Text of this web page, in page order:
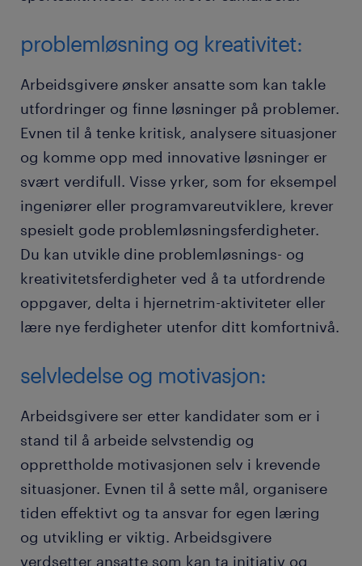
problemløsning og kreativitet:
Arbeidsgivere ønsker ansatte som kan takle
utfordringer og finne løsninger på problemer.
Evnen til å tenke kritisk, analysere situasjoner
og komme opp med innovative løsninger er
svært verdifull. Visse yrker, som for eksempel
ingeniører eller programvareutviklere, krever
spesielt gode problemløsningsferdigheter.
Du kan utvikle dine problemløsnings- og
kreativitetsferdigheter ved å ta utfordrende
oppgaver, delta i hjernetrim-aktiviteter eller
lære nye ferdigheter utenfor ditt komfortnivå.
selvledelse og motivasjon:
Arbeidsgivere ser etter kandidater som er i
stand til å arbeide selvstendig og
opprettholde motivasjonen selv i krevende
situasjoner. Evnen til å sette mål, organisere
tiden effektivt og ta ansvar for egen læring
og utvikling er viktig. Arbeidsgivere
verdsetter ansatte som kan ta initiativ og